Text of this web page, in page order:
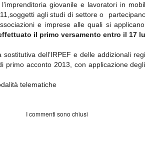
giovanile e lavoratori in
agli studi di settore o
e imprese alle quali si
il primo versamento entro il 17
sostitutiva dell’IRPEF e delle addizionali
primo acconto 2013, con applicazione
telematiche
I commenti sono chiusi